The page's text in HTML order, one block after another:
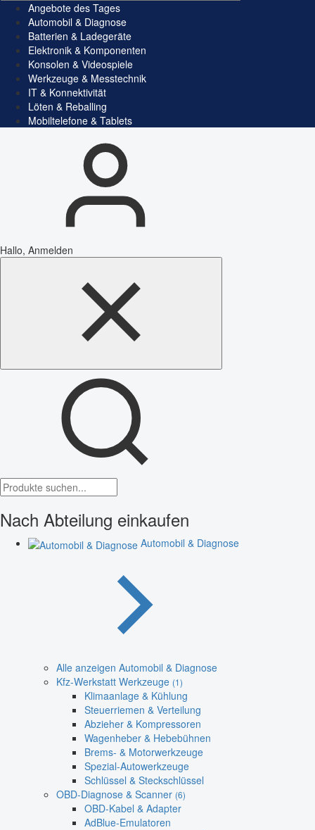
Angebote des Tages
Automobil & Diagnose
Batterien & Ladegeräte
Elektronik & Komponenten
Konsolen & Videospiele
Werkzeuge & Messtechnik
IT & Konnektivität
Löten & Reballing
Mobiltelefone & Tablets
Hallo, Anmelden
Nach Abteilung einkaufen
Automobil & Diagnose
Alle anzeigen Automobil & Diagnose
Kfz-Werkstatt Werkzeuge (1)
Klimaanlage & Kühlung
Steuerriemen & Verteilung
Abzieher & Kompressoren
Wagenheber & Hebebühnen
Brems- & Motorwerkzeuge
Spezial-Autowerkzeuge
Schlüssel & Steckschlüssel
OBD-Diagnose & Scanner (6)
OBD-Kabel & Adapter
AdBlue-Emulatoren